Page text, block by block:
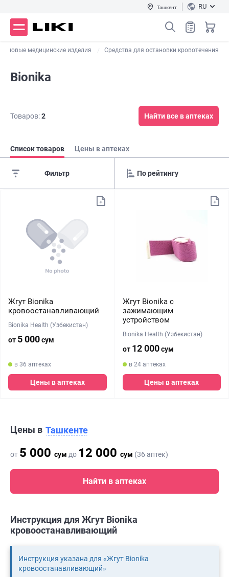
Ташкент RU
медицинские изделия Средства для остановки кровотечения
Bionika
Товаров:2 Найти все в аптеках
Список товаров Цены в аптеках
Фильтр
Жгут Bionika
кровоостанавливающий
Bionika Health (Узбекистан)
от 5 000сум
в 36 аптеках
Цены в аптеках
Жгут Bionika с
зажимающим
устройством
Bionika Health (Узбекистан)
от 12 000сум
в 24 аптеках
Цены в аптеках
Цены в Ташкенте
от 5 000 сум до 12 000 сум (36 аптек)
Найти в аптеках
Инструкция для Жгут Bionika
кровоостанавливающий
Инструкция указана для «Жгут Bionika
кровоостанавливающий»